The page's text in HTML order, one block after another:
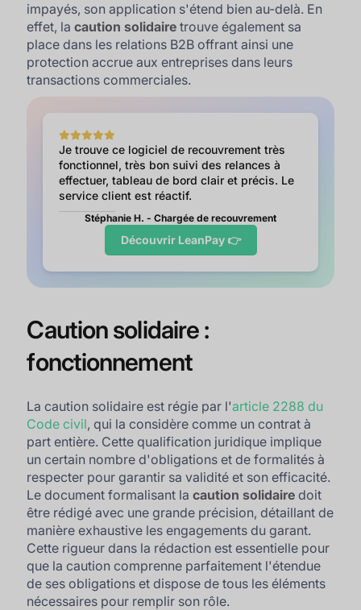
impayés, son application s'étend bien au-delà. En
effet, lacaution solidaire trouve également sa
place dans les relations B2B offrant ainsi une
protection accrue aux entreprises dans leurs
transactions commerciales.
Je trouve ce logiciel de recouvrement très
fonctionnel, très bon suivi des relances à
effectuer, tableau de bord clair et précis. Le
service client est réactif.
Stéphanie H. - Chargée de recouvrement
Découvrir LeanPay 👉
Caution solidaire :
fonctionnement
La caution solidaire est régie par l'article 2288 du
Code civil, qui la considère comme un contrat à
part entière. Cette qualification juridique implique
un certain nombre d'obligations et de formalités à
respecter pour garantir sa validité et son efficacité.
Le document formalisant lacaution solidaire doit
être rédigé avec une grande précision, détaillant de
manière exhaustive les engagements du garant.
Cette rigueur dans la rédaction est essentielle pour
que la caution comprenne parfaitement l'étendue
de ses obligations et dispose de tous les éléments
nécessaires pour remplir son rôle.